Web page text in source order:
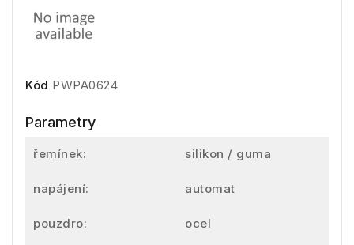
Kód PWPA0624
Parametry
řemínek: silikon / guma
napájení: automat
pouzdro: ocel